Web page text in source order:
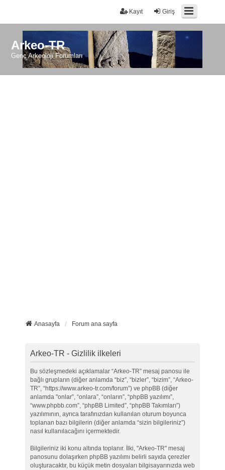
Giriş
Kayıt
Arkeo-TR
Genç Arkeoloji Forumları
Anasayfa Forum ana sayfa
Arkeo-TR - Gizlilik ilkeleri
Bu sözleşmedeki açıklamalar “Arkeo-TR” mesaj panosu ile
bağlı grupların (diğer anlamda “biz”, “bizler”, “bizim”, “Arkeo-
TR”, “https://www.arkeo-tr.com/forum”) ve phpBB (diğer
anlamda "onlar”, “onlara”, “onların”, “phpBB yazılımı”,
“www.phpbb.com”, “phpBB Limited”, “phpBB Takımları”)
yazılımının, ayrıca tarafınızdan kullanılan oturum boyunca
toplanan bazı bilgilerin (diğer anlamda “sizin bilgileriniz”)
nasıl kullanılacağını içermektedir.
Bilgileriniz iki konu altında toplanır. İlki, "Arkeo-TR" mesaj
panosunu dolaşırken phpBB yazılımı belirli sayıda çerezler
oluşturacaktır, bu küçük metin dosyaları bilgisayarınızda web